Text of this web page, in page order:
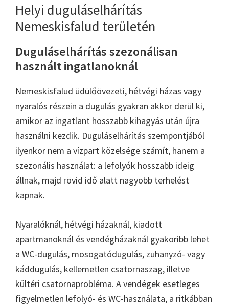
Helyi duguláselhárítás
Nemeskisfalud területén
Duguláselhárítás szezonálisan
használt ingatlanoknál
Nemeskisfalud üdülőövezeti, hétvégi házas vagy
nyaralós részein a dugulás gyakran akkor derül ki,
amikor az ingatlant hosszabb kihagyás után újra
használni kezdik. Duguláselhárítás szempontjából
ilyenkor nem a vízpart közelsége számít, hanem a
szezonális használat: a lefolyók hosszabb ideig
állnak, majd rövid idő alatt nagyobb terhelést
kapnak.
Nyaralóknál, hétvégi házaknál, kiadott
apartmanoknál és vendégházaknál gyakoribb lehet
a WC-dugulás, mosogatódugulás, zuhanyzó- vagy
káddugulás, kellemetlen csatornaszag, illetve
kültéri csatornaprobléma. A vendégek esetleges
figyelmetlen lefolyó- és WC-használata, a ritkábban